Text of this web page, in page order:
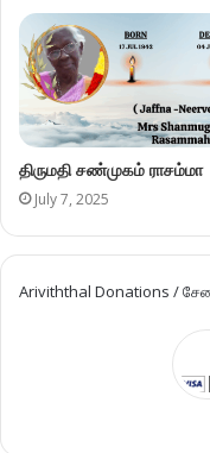
திருமதி சண்முகம் ராசம்மா
July 7, 2025
Ariviththal Donations /